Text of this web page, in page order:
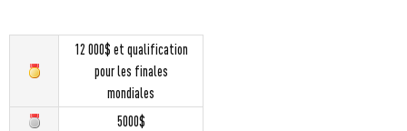
12 000$ et qualification
pour les finales
mondiales
5000$